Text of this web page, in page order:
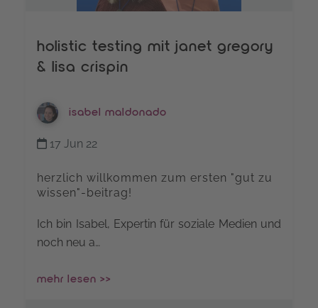
holistic testing mit janet gregory
& lisa crispin
isabel maldonado
17 Jun 22
herzlich willkommen zum ersten "gut zu
wissen"-beitrag!
Ich bin Isabel, Expertin für soziale Medien und
noch neu a…
mehr lesen >>